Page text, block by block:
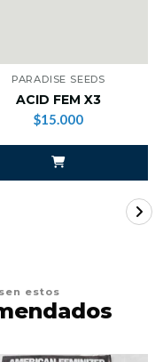
PARADISE SEEDS
ACID FEM X3
$15.000
estos